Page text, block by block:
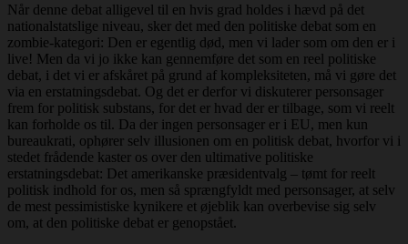
Når denne debat alligevel til en hvis grad holdes i hævd på det
nationalstatslige niveau, sker det med den politiske debat som en
zombie-kategori: Den er egentlig død, men vi lader som om den er i
live! Men da vi jo ikke kan gennemføre det som en reel politiske
debat, i det vi er afskåret på grund af kompleksiteten, må vi gøre det
via en erstatningsdebat. Og det er derfor vi diskuterer personsager
frem for politisk substans, for det er hvad der er tilbage, som vi reelt
kan forholde os til. Da der ingen personsager er i EU, men kun
bureaukrati, ophører selv illusionen om en politisk debat, hvorfor vi i
stedet frådende kaster os over den ultimative politiske
erstatningsdebat: Det amerikanske præsidentvalg – tømt for reelt
politisk indhold for os, men så sprængfyldt med personsager, at selv
de mest pessimistiske kynikere et øjeblik kan overbevise sig selv
om, at den politiske debat er genopstået.